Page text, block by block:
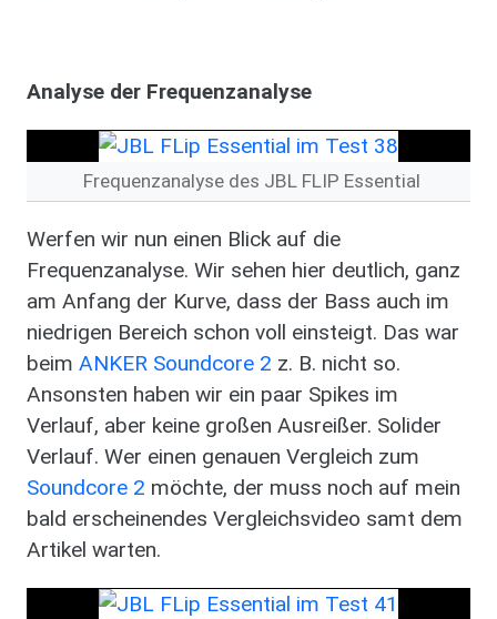
Analyse der Frequenzanalyse
Frequenzanalyse des JBL FLIP Essential
Werfen wir nun einen Blick auf die
Frequenzanalyse. Wir sehen hier deutlich, ganz
am Anfang der Kurve, dass der Bass auch im
niedrigen Bereich schon voll einsteigt. Das war
beim ANKER Soundcore 2 z. B. nicht so.
Ansonsten haben wir ein paar Spikes im
Verlauf, aber keine großen Ausreißer. Solider
Verlauf. Wer einen genauen Vergleich zum
Soundcore 2 möchte, der muss noch auf mein
bald erscheinendes Vergleichsvideo samt dem
Artikel warten.